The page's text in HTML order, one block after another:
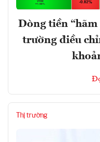
Dòng tiền
trường điều
Thị trường